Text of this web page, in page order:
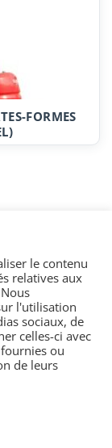
FORMES
& Infos
reserved.⎜
le contenu
relatives aux
l'utilisation
sociaux, de
celles-ci avec
ou
de leurs